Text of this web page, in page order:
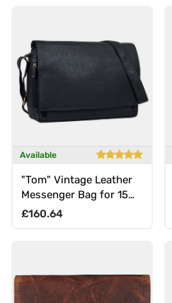
Available
"Tom" Vintage Leather
Messenger Bag for 15
Inch Laptop
Regular price
£160.64